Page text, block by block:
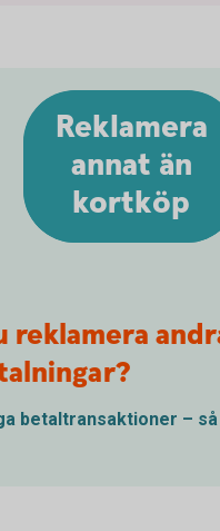
Reklamera
annat än
kortköp
reklamera
betaltransaktioner –